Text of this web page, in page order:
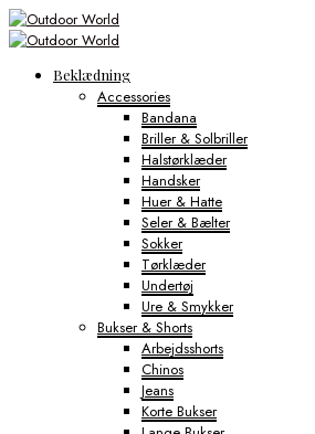
Beklædning
Accessories
Bandana
Briller & Solbriller
Halstørklæder
Handsker
Huer & Hatte
Seler & Bælter
Sokker
Tørklæder
Undertøj
Ure & Smykker
Bukser & Shorts
Arbejdsshorts
Chinos
Jeans
Korte Bukser